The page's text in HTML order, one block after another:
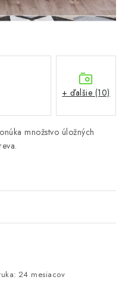
množstvo úložných
: 24 mesiacov
+ ďalšie (10)